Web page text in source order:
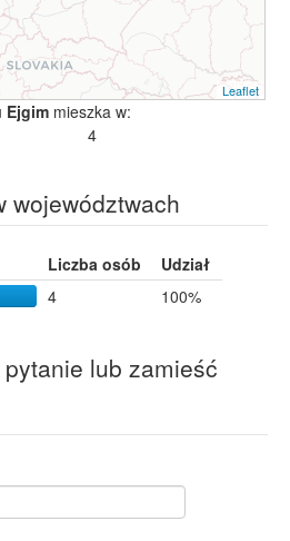
Leaflet
Ejgim mieszka w:
4
województwach
Liczba osób
Udział
4 100%
lub zamieść